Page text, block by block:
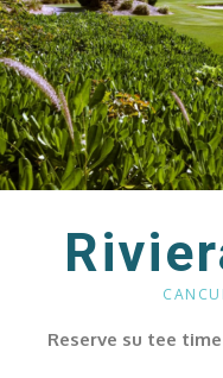
Reserve su tee